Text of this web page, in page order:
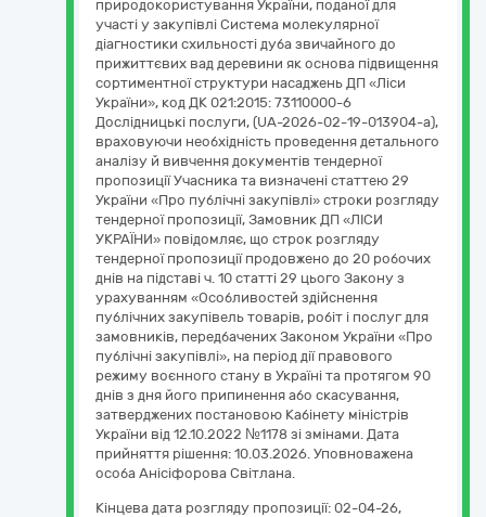
природокористування України, поданої для
участі у закупівлі Система молекулярної
діагностики схильності дуба звичайного до
прижиттєвих вад деревини як основа підвищення
сортиментної структури насаджень ДП «Ліси
України», код ДК 021:2015: 73110000-6
Дослідницькі послуги, (UA-2026-02-19-013904-a),
враховуючи необхідність проведення детального
аналізу й вивчення документів тендерної
пропозиції Учасника та визначені статтею 29
України «Про публічні закупівлі» строки розгляду
тендерної пропозиції, Замовник ДП «ЛІСИ
УКРАЇНИ» повідомляє, що строк розгляду
тендерної пропозиції продовжено до 20 робочих
днів на підставі ч. 10 статті 29 цього Закону з
урахуванням «Особливостей здійснення
публічних закупівель товарів, робіт і послуг для
замовників, передбачених Законом України «Про
публічні закупівлі», на період дії правового
режиму воєнного стану в Україні та протягом 90
днів з дня його припинення або скасування,
затверджених постановою Кабінету міністрів
України від 12.10.2022 №1178 зі змінами. Дата
прийняття рішення: 10.03.2026. Уповноважена
особа Анісіфорова Світлана.
Кінцева дата розгляду пропозиції: 02-04-26,